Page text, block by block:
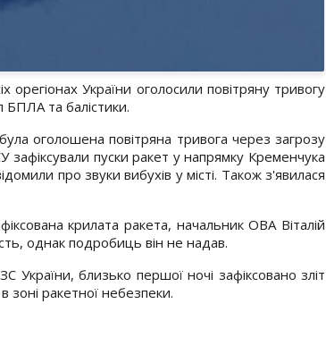
орегіонах України оголосили повітряну тривогу
БПЛА та балістики.
оголошена повітряна тривога через загрозу
зафіксували пуски ракет у напрямку Кременчука
про звуки вибухів у місті. Також з'явилася
крилата ракета, начальник ОВА Віталій
однак подробиць він не надав.
України, близько першої ночі зафіксовано зліт
зоні ракетної небезпеки.